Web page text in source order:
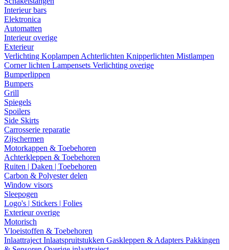
Interieur bars
Elektronica
Automatten
Interieur overige
Exterieur
Verlichting Koplampen Achterlichten Knipperlichten Mistlampen
Corner lichten Lampensets Verlichting overige
Bumperlippen
Bumpers
Grill
Spiegels
Spoilers
Side Skirts
Carrosserie reparatie
Zijschermen
Motorkappen & Toebehoren
Achterkleppen & Toebehoren
Ruiten | Daken | Toebehoren
Carbon & Polyester delen
Window visors
Sleepogen
Logo's | Stickers | Folies
Exterieur overige
Motorisch
Vloeistoffen & Toebehoren
Inlaattraject Inlaatspruitstukken Gaskleppen & Adapters Pakkingen